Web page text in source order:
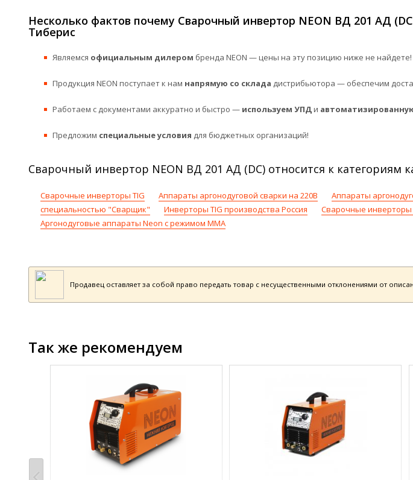
Несколько фактов почему Сварочный инвертор NEON ВД 201 АД
Тиберис
Являемся официальным дилером бренда NEON — цены на эту позицию ниже не найдете!
Продукция NEON поступает к нам напрямую со склада дистрибьютора — обеспечим
Работаем с документами аккуратно и быстро — используем УПДи
Предложим специальные условия для бюджетных организаций!
Сварочный инвертор NEON ВД 201 АД (DC) относится к категориям
Сварочные инверторы TIG Аппараты аргонодуговой сварки на 220В Аппараты
специальностью "Сварщик"
Инверторы TIG производства Россия Сварочные инверторы
Аргонодуговые аппараты Neon с режимом ММА
Продавец оставляет за собой право передать товар с несущественными отклонениями от
Так же рекомендуем